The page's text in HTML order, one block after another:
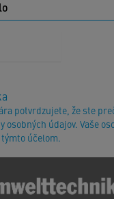
potvrdzujete, že ste
osobných údajov. Vaše
účelom.